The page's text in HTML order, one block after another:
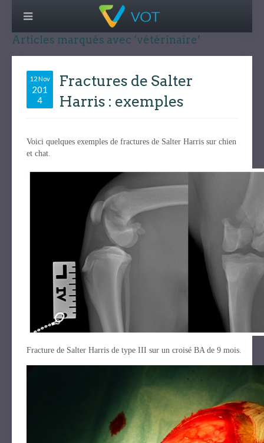
Articles marqués avec ‘vétérinaire’
12 Nov
201
4
Fractures de Salter
Harris : exemples
Voici quelques exemples de fractures de Salter Harris sur chien
et chat.
Fracture de Salter Harris de type III sur un croisé BA de 9 mois.